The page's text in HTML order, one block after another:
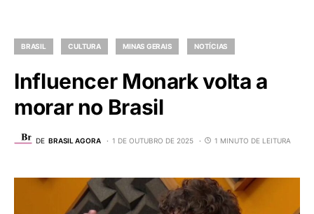
BRASIL CULTURA MINAS GERAIS NOTÍCIAS
Influencer Monark volta a
morar no Brasil
DE BRASIL AGORA 1 DE OUTUBRO DE 2025 1 MINUTO DE LEITURA